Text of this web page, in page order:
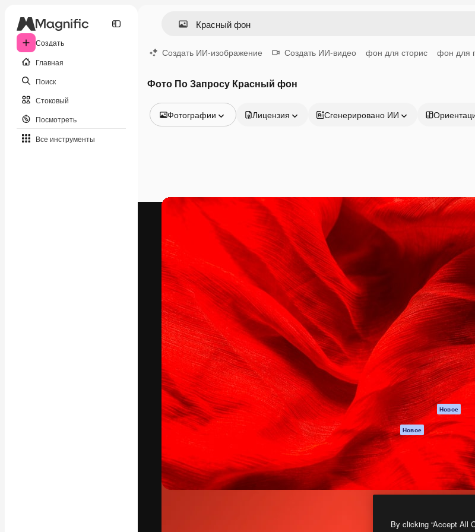
Создать
Главная
Поиск
Стоковый
Посмотреть
Все инструменты
Создать ИИ-изображение Создать ИИ-видео фон для сторис фон для
Фото По Запросу Красный фон
Фотографии
Видео
Моушн-дизайн
Иконки
3D-модели
Шрифты
Лицензия Сгенерировано ИИ
Креативная платформа для создания
ваших лучших работ. Более 1 миллиона
подписчиков среди креаторов,
предприятий, агентств и студий.
Pусский
Продукция
Spaces
ИИ-помощник
Генератор
изображений ИИ
Генератор видео
ИИ
Генератор голоса
на основе ИИ
Стоковый контент
MCP для
Claude/ChatGPT
Новое
Агенты Новое
API
Мобильное
приложение
Все инструменты
Magnific
By clicking “Accept All